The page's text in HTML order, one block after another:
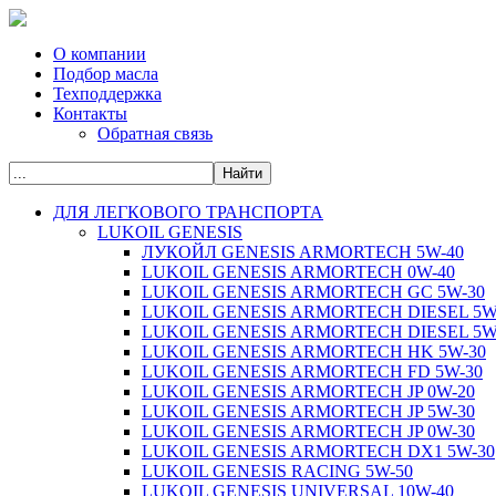
О компании
Подбор масла
Техподдержка
Контакты
Обратная связь
ДЛЯ ЛЕГКОВОГО ТРАНСПОРТА
LUKOIL GENESIS
ЛУКОЙЛ GENESIS ARMORTECH 5W-40
LUKOIL GENESIS ARMORTECH 0W-40
LUKOIL GENESIS ARMORTECH GC 5W-30
LUKOIL GENESIS ARMORTECH DIESEL
LUKOIL GENESIS ARMORTECH DIESEL
LUKOIL GENESIS ARMORTECH HK 5W-30
LUKOIL GENESIS ARMORTECH FD 5W-30
LUKOIL GENESIS ARMORTECH JP 0W-20
LUKOIL GENESIS ARMORTECH JP 5W-30
LUKOIL GENESIS ARMORTECH JP 0W-30
LUKOIL GENESIS ARMORTECH DX1 5W-30
LUKOIL GENESIS RACING 5W-50
LUKOIL GENESIS UNIVERSAL 10W-40